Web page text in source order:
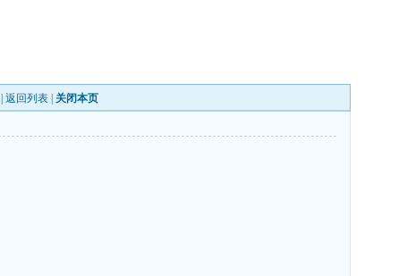
返回列表 关闭本页